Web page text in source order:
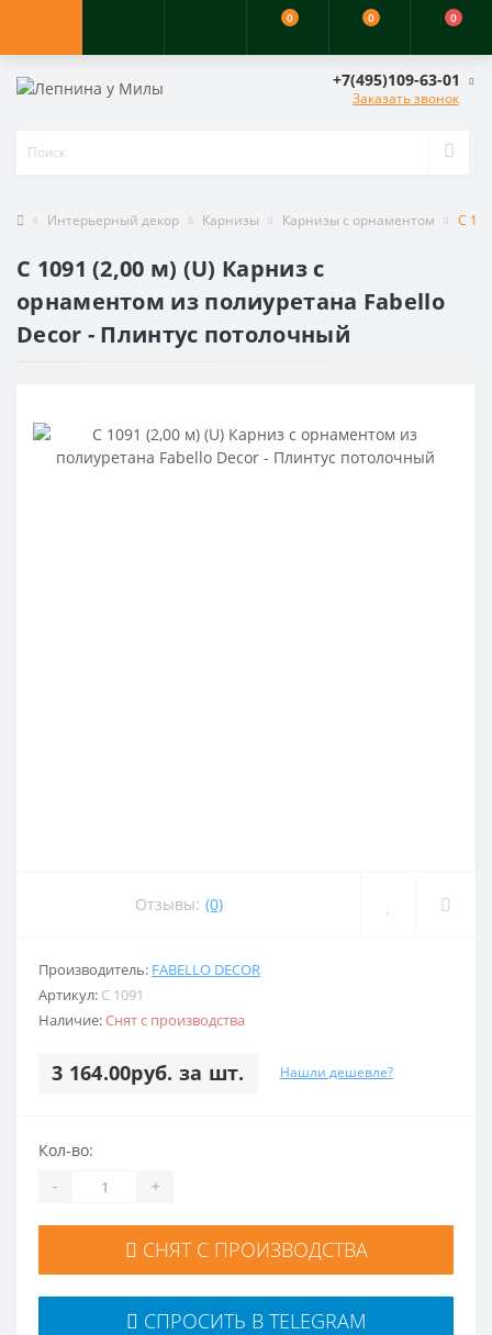
0 0 0
+7(495)109-63-01
Заказать звонок
Интерьерный декор Карнизы Карнизы с орнаментом C
C 1091 (2,00 м) (U) Карниз с
орнаментом из полиуретана Fabello
Decor - Плинтус потолочный
Отзывы: (0)
Производитель: FABELLO DECOR
Артикул: C 1091
Наличие:Снят с производства
3 164.00руб. за шт. Нашли дешевле?
Кол-во:
- +
СНЯТ С ПРОИЗВОДСТВА
СПРОСИТЬ В TELEGRAM